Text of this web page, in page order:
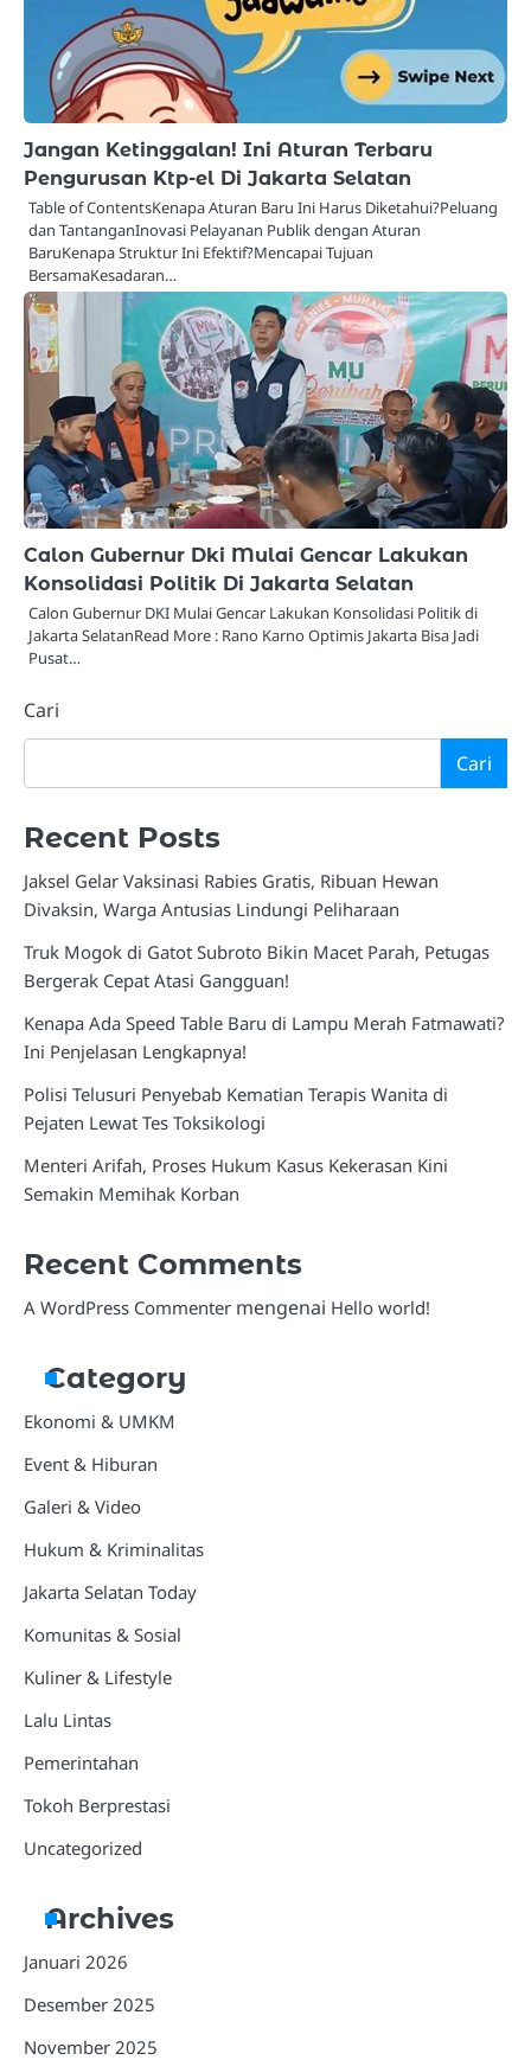
Jangan Ketinggalan! Ini Aturan Terbaru
Pengurusan Ktp-el Di Jakarta Selatan
Table of ContentsKenapa Aturan Baru Ini Harus Diketahui?Peluang
dan TantanganInovasi Pelayanan Publik dengan Aturan
BaruKenapa Struktur Ini Efektif?Mencapai Tujuan
BersamaKesadaran…
Calon Gubernur Dki Mulai Gencar Lakukan
Konsolidasi Politik Di Jakarta Selatan
Calon Gubernur DKI Mulai Gencar Lakukan Konsolidasi Politik di
Jakarta SelatanRead More : Rano Karno Optimis Jakarta Bisa Jadi
Pusat…
Cari
Cari
Recent Posts
Jaksel Gelar Vaksinasi Rabies Gratis, Ribuan Hewan
Divaksin, Warga Antusias Lindungi Peliharaan
Truk Mogok di Gatot Subroto Bikin Macet Parah, Petugas
Bergerak Cepat Atasi Gangguan!
Kenapa Ada Speed Table Baru di Lampu Merah Fatmawati?
Ini Penjelasan Lengkapnya!
Polisi Telusuri Penyebab Kematian Terapis Wanita di
Pejaten Lewat Tes Toksikologi
Menteri Arifah, Proses Hukum Kasus Kekerasan Kini
Semakin Memihak Korban
Recent Comments
A WordPress Commenter mengenai Hello world!
Category
Ekonomi & UMKM
Event & Hiburan
Galeri & Video
Hukum & Kriminalitas
Jakarta Selatan Today
Komunitas & Sosial
Kuliner & Lifestyle
Lalu Lintas
Pemerintahan
Tokoh Berprestasi
Uncategorized
Archives
Januari 2026
Desember 2025
November 2025